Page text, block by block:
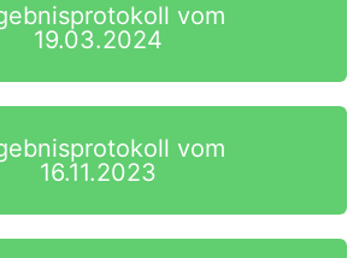
vom
19.03.2024
vom
16.11.2023